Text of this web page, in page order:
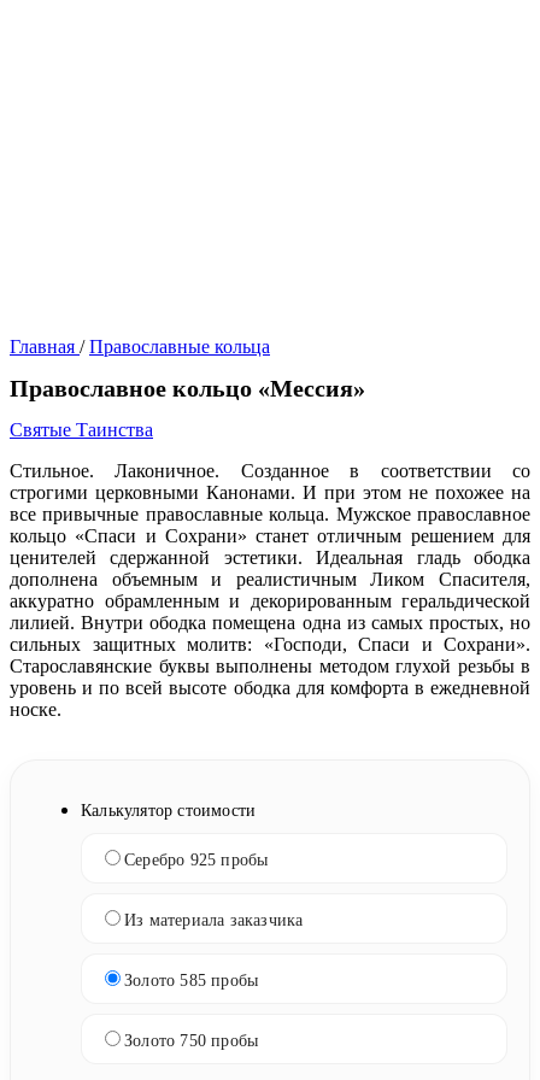
Главная / Православные кольца
Православное кольцо «Мессия»
Святые Таинства
Стильное. Лаконичное. Созданное в соответствии со
строгими церковными Канонами. И при этом не похожее на
все привычные православные кольца. Мужское православное
кольцо «Спаси и Сохрани» станет отличным решением для
ценителей сдержанной эстетики. Идеальная гладь ободка
дополнена объемным и реалистичным Ликом Спасителя,
аккуратно обрамленным и декорированным геральдической
лилией. Внутри ободка помещена одна из самых простых, но
сильных защитных молитв: «Господи, Спаси и Сохрани».
Старославянские буквы выполнены методом глухой резьбы в
уровень и по всей высоте ободка для комфорта в ежедневной
носке.
Калькулятор стоимости
Серебро 925 пробы
Из материала заказчика
Золото 585 пробы
Золото 750 пробы